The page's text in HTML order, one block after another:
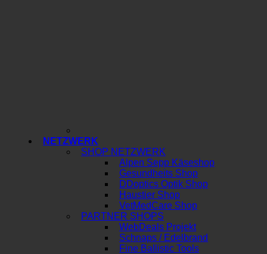
NETZWERK
SHOP NETZWERK
Alpen Sepp Käseshop
Gesundheits Shop
DDoptics Optik Shop
Haustier Shop
VetMedCare Shop
PARTNER SHOPS
WebDeals Projekt
Schnaps / Edelbrand
Fine Ballistic Tools